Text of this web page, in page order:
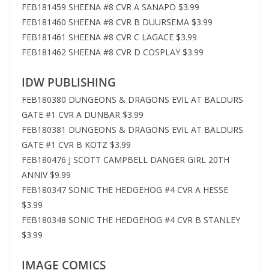
FEB181459 SHEENA #8 CVR A SANAPO $3.99
FEB181460 SHEENA #8 CVR B DUURSEMA $3.99
FEB181461 SHEENA #8 CVR C LAGACE $3.99
FEB181462 SHEENA #8 CVR D COSPLAY $3.99
IDW PUBLISHING
FEB180380 DUNGEONS & DRAGONS EVIL AT BALDURS
GATE #1 CVR A DUNBAR $3.99
FEB180381 DUNGEONS & DRAGONS EVIL AT BALDURS
GATE #1 CVR B KOTZ $3.99
FEB180476 J SCOTT CAMPBELL DANGER GIRL 20TH
ANNIV $9.99
FEB180347 SONIC THE HEDGEHOG #4 CVR A HESSE
$3.99
FEB180348 SONIC THE HEDGEHOG #4 CVR B STANLEY
$3.99
IMAGE COMICS